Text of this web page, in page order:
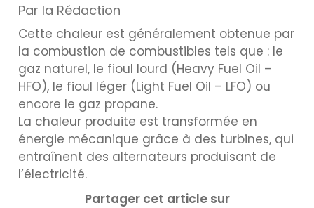
Par la Rédaction
Cette chaleur est généralement obtenue par
la combustion de combustibles tels que : le
gaz naturel, le fioul lourd (Heavy Fuel Oil –
HFO), le fioul léger (Light Fuel Oil – LFO) ou
encore le gaz propane.
La chaleur produite est transformée en
énergie mécanique grâce à des turbines, qui
entraînent des alternateurs produisant de
l’électricité.
Partager cet article sur